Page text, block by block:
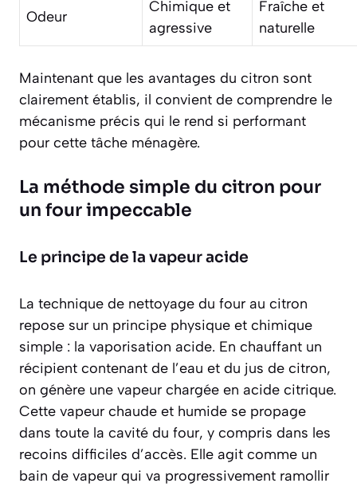
Odeur
Chimique et
agressive
Fraîche et
naturelle
Maintenant que les avantages du citron sont
clairement établis, il convient de comprendre le
mécanisme précis qui le rend si performant
pour cette tâche ménagère.
La méthode simple du citron pour
un four impeccable
Le principe de la vapeur acide
La technique de nettoyage du four au citron
repose sur un principe physique et chimique
simple : la vaporisation acide. En chauffant un
récipient contenant de l’eau et du jus de citron,
on génère une vapeur chargée en acide citrique.
Cette vapeur chaude et humide se propage
dans toute la cavité du four, y compris dans les
recoins difficiles d’accès. Elle agit comme un
bain de vapeur qui va progressivement ramollir